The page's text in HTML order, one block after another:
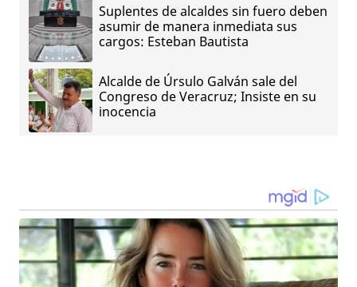
Suplentes de alcaldes sin fuero deben
asumir de manera inmediata sus
cargos: Esteban Bautista
Alcalde de Úrsulo Galván sale del
Congreso de Veracruz; Insiste en su
inocencia